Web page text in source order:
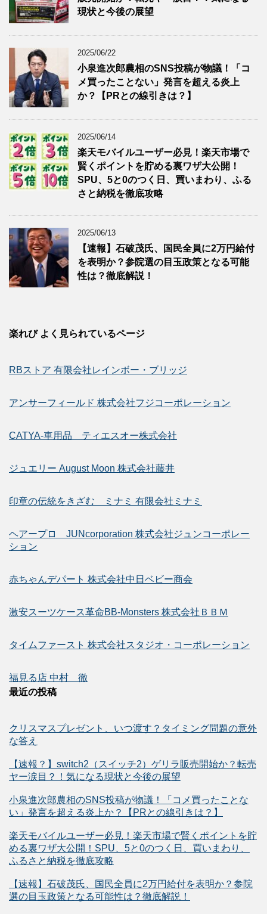
現状と今後の展望
2025/06/22
小泉進次郎農相のSNS投稿が物議！「コ
メ買ったことない」発言を超える炎上
か？【PRとの線引きは？】
2025/06/14
楽天モバイルユーザー必見！楽天市場で
賢くポイントを貯める裏ワザ大公開！
SPU、5と0のつく日、買いまわり、ふる
さと納税を徹底攻略
2025/06/13
【速報】石破茂氏、国民全員に2万円給付
を表明か？参院選の目玉政策となる可能
性は？徹底解説！
楽れび よく見られているページ
RBストア 有限会社レインボー・ブリッジ
アンサーフィールド 株式会社フジコーポレーション
CATYA-車用品 ティエスオー株式会社
ジュエリー August Moon 株式会社藤井
印章の伝統をきざむ ミナミ 有限会社ミナミ
ヘアープロ JUNcorporation 株式会社ジュンコーポレー
ション
赤ちゃんデパート 株式会社中日ベビー商会
激安スーツケース革命BB-Monsters 株式会社ＢＢＭ
タイムファースト 株式会社スタジオ・コーポレーション
福見る店 中村 徹
最近の投稿
クリスマスプレゼント、いつ渡す？タイミング問題の意外
な答え
【速報？】switch2（スイッチ2）ゲリラ販売開始か？転売
ヤー涙目？！気になる現状と今後の展望
小泉進次郎農相のSNS投稿が物議！「コメ買ったことな
い」発言を超える炎上か？【PRとの線引きは？】
楽天モバイルユーザー必見！楽天市場で賢くポイントを貯
める裏ワザ大公開！SPU、5と0のつく日、買いまわり、
ふるさと納税を徹底攻略
【速報】石破茂氏、国民全員に2万円給付を表明か？参院
選の目玉政策となる可能性は？徹底解説！